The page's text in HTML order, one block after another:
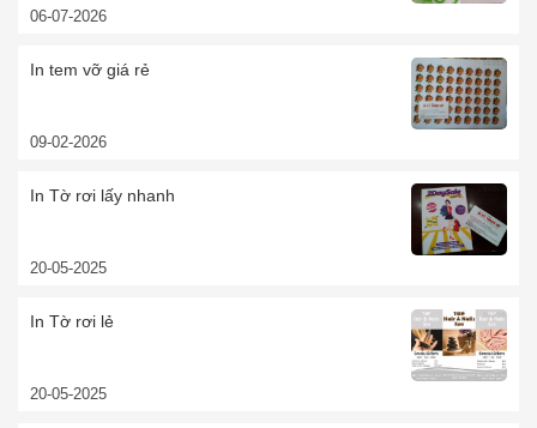
06-07-2026
In tem vỡ giá rẻ
09-02-2026
In Tờ rơi lấy nhanh
20-05-2025
In Tờ rơi lẻ
20-05-2025